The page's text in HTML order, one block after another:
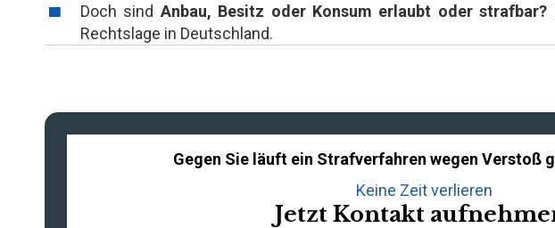
Doch sind Anbau, Besitz oder Konsum erlaubt oder strafbar?
Rechtslage in Deutschland.
Gegen Sie läuft ein Strafverfahren wegen Verstoß
Keine Zeit verlieren
Jetzt Kontakt